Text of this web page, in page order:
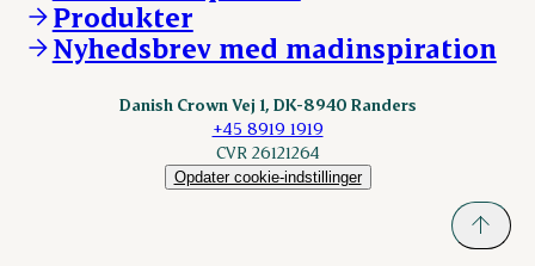
nordicspoor.com
Scanhide.dk
Produkter
Nyhedsbrev med madinspiration
Danish Crown Vej 1, DK-8940 Randers
+45 8919 1919
CVR 26121264
Opdater cookie-indstillinger